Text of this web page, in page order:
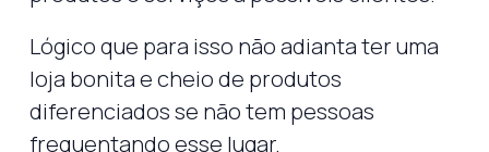
Lógico que para isso não adianta ter uma
loja bonita e cheio de produtos
diferenciados se não tem pessoas
frequentando esse lugar.